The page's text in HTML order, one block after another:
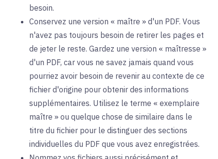
besoin.
Conservez une version « maître » d'un PDF. Vous
n'avez pas toujours besoin de retirer les pages et
de jeter le reste. Gardez une version « maîtresse »
d'un PDF, car vous ne savez jamais quand vous
pourriez avoir besoin de revenir au contexte de ce
fichier d'origine pour obtenir des informations
supplémentaires. Utilisez le terme « exemplaire
maître » ou quelque chose de similaire dans le
titre du fichier pour le distinguer des sections
individuelles du PDF que vous avez enregistrées.